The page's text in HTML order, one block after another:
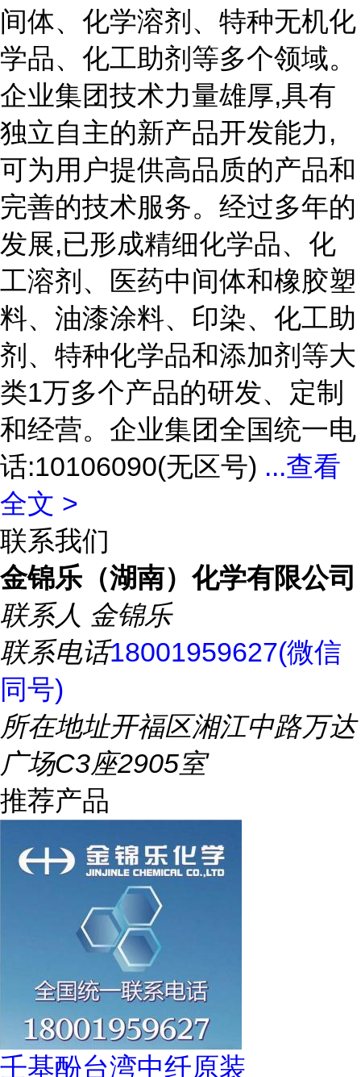
间体、化学溶剂、特种无机化
学品、化工助剂等多个领域。
企业集团技术力量雄厚,具有
独立自主的新产品开发能力,
可为用户提供高品质的产品和
完善的技术服务。经过多年的
发展,已形成精细化学品、化
工溶剂、医药中间体和橡胶塑
料、油漆涂料、印染、化工助
剂、特种化学品和添加剂等大
类1万多个产品的研发、定制
和经营。企业集团全国统一电
话:10106090(无区号) ...查看
全文 >
联系我们
金锦乐（湖南）化学有限公司
联系人 金锦乐
联系电话18001959627(微信
同号)
所在地址开福区湘江中路万达
广场C3座2905室
推荐产品
壬基酚台湾中纤原装